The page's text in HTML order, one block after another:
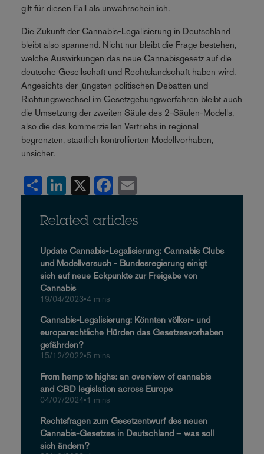
gilt für diesen Fall als unwahrscheinlich.
Die Zukunft der Cannabis-Legalisierung in Deutschland
bleibt also spannend. Nicht nur bleibt die Frage bestehen,
welche Auswirkungen das neue Cannabisgesetz auf die
deutsche Gesellschaft und Rechtslandschaft haben wird.
Angesichts der jüngsten politischen Debatten und
Richtungswechsel im Gesetzgebungsverfahren bleibt auch
die Umsetzung der zweiten Säule des 2-Säulen-Modells,
also die des kommerziellen Vertriebs in regional
begrenzten, staatlich kontrollierten Modellvorhaben,
unsicher.
Share LinkedIn Facebook
Related articles
Update Cannabis-Legalisierung: Cannabis Clubs
und Modellversuch - Bundesregierung einigt
sich auf neue Eckpunkte zur Freigabe von
Cannabis
19/04/2023•4 mins
Cannabis-Legalisierung: Könnten völker- und
europarechtliche Hürden das Gesetzesvorhaben
gefährden?
15/12/2022•5 mins
From hemp to highs: an overview of cannabis
and CBD legislation across Europe
04/07/2024•1 mins
Rechtsfragen zum Gesetzentwurf des neuen
Cannabis-Gesetzes in Deutschland – was soll
sich ändern?